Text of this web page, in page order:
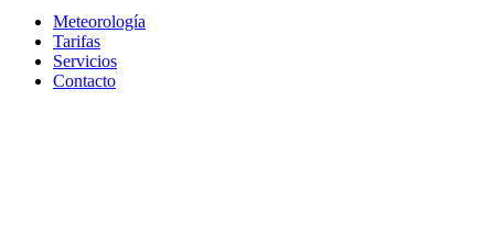
Meteorología
Tarifas
Servicios
Contacto